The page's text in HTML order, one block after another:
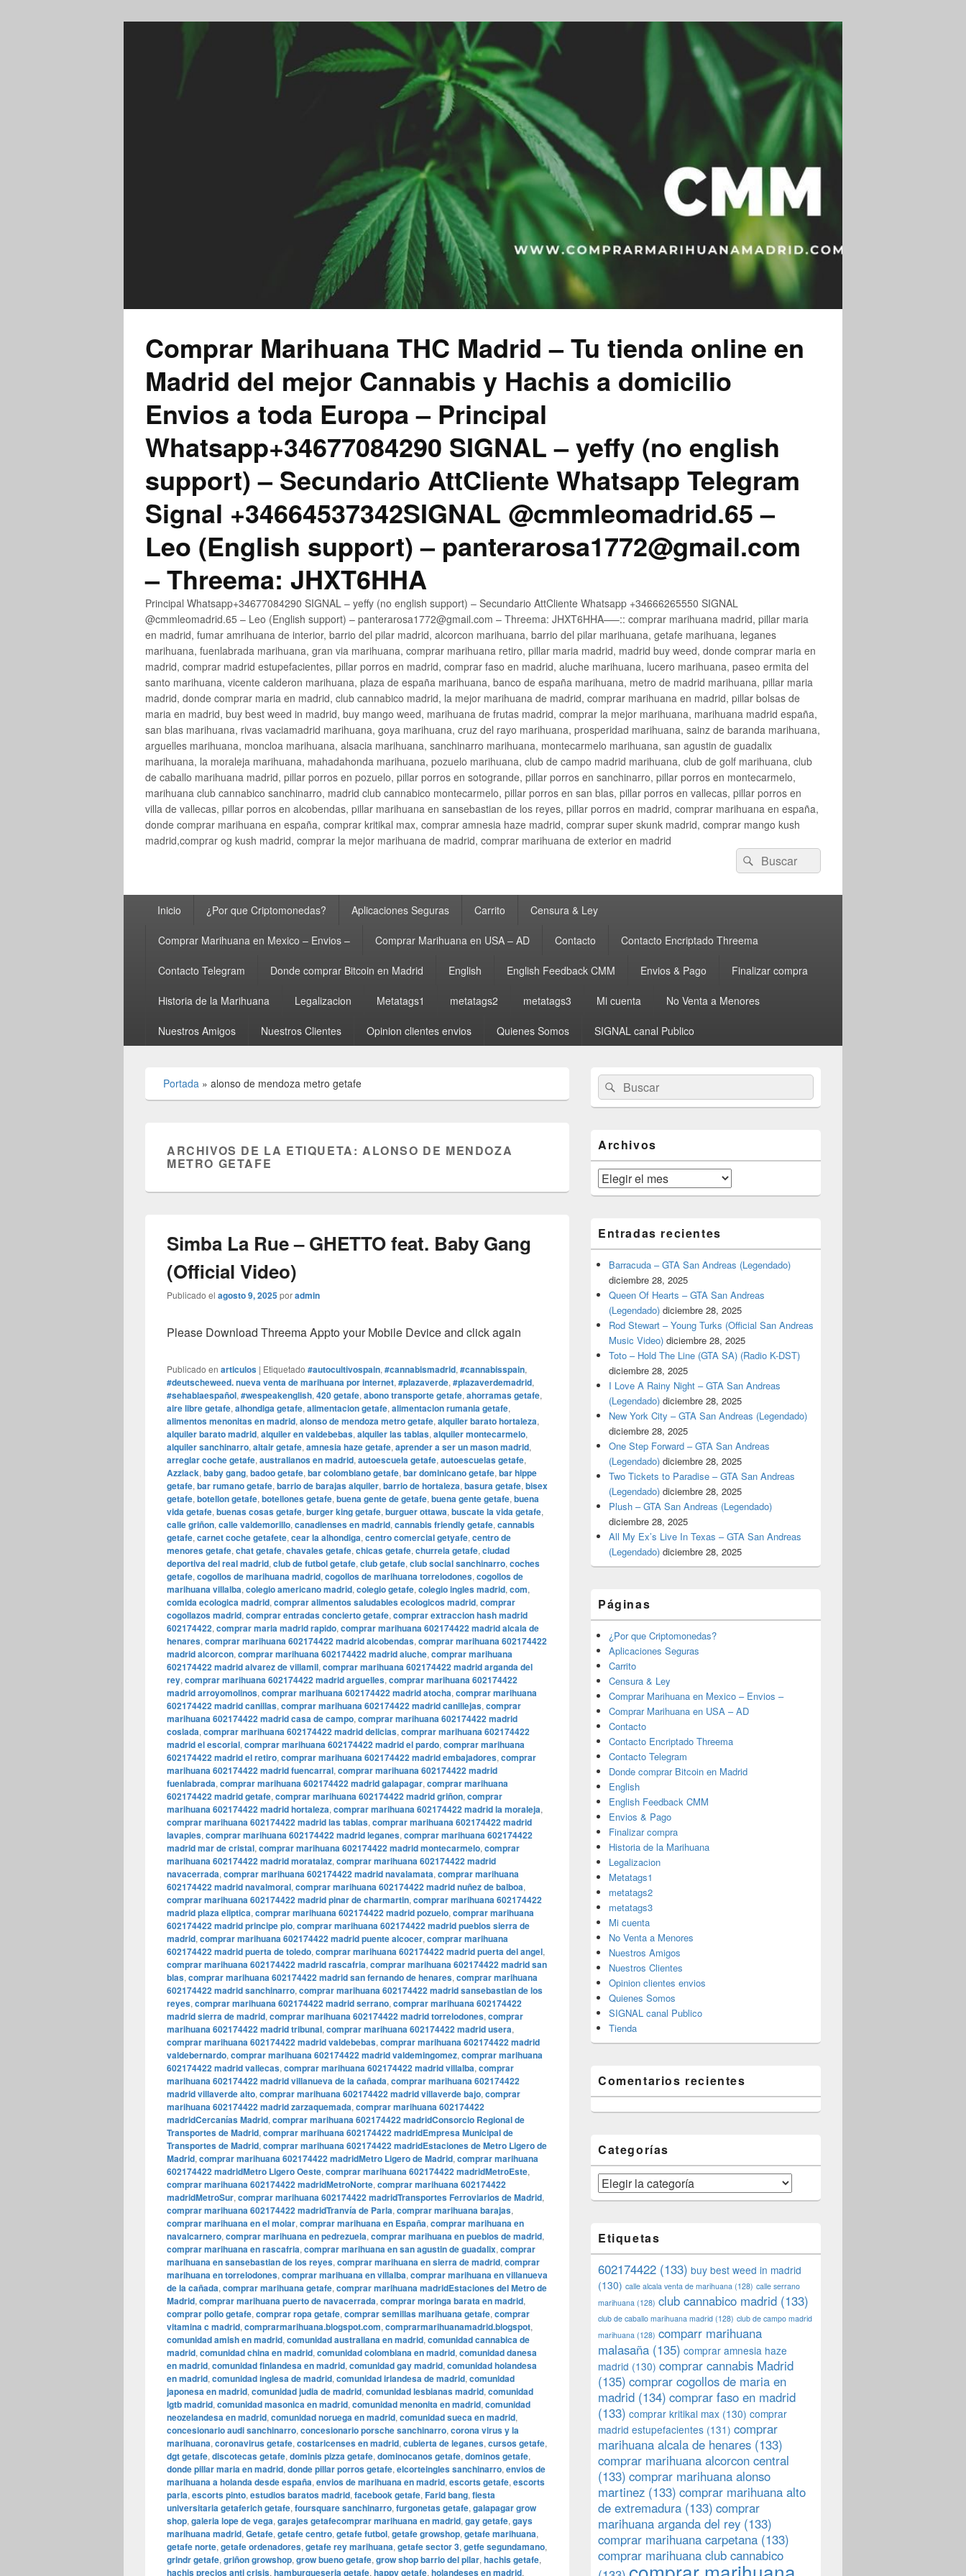
Comprar Marihuana THC Madrid – Tu tienda online en
Madrid del mejor Cannabis y Hachis a domicilio
Envios a toda Europa – Principal
Whatsapp+34677084290 SIGNAL – yeffy (no english
support) – Secundario AttCliente Whatsapp Telegram
Signal +34664537342SIGNAL @cmmleomadrid.65 –
Leo (English support) – panterarosa1772@gmail.com
– Threema: JHXT6HHA
Principal Whatsapp+34677084290 SIGNAL – yeffy (no english support) – Secundario AttCliente Whatsapp +34666265550 SIGNAL
@cmmleomadrid.65 – Leo (English support) – panterarosa1772@gmail.com – Threema: JHXT6HHA—–:: comprar marihuana madrid, pillar maria
en madrid, fumar amrihuana de interior, barrio del pilar madrid, alcorcon marihuana, barrio del pilar marihuana, getafe marihuana, leganes
marihuana, fuenlabrada marihuana, gran via marihuana, comprar marihuana retiro, pillar maria madrid, madrid buy weed, donde comprar maria en
madrid, comprar madrid estupefacientes, pillar porros en madrid, comprar faso en madrid, aluche marihuana, lucero marihuana, paseo ermita del
santo marihuana, vicente calderon marihuana, plaza de españa marihuana, banco de españa marihuana, metro de madrid marihuana, pillar maria
madrid, donde comprar maria en madrid, club cannabico madrid, la mejor marihuana de madrid, comprar marihuana en madrid, pillar bolsas de
maria en madrid, buy best weed in madrid, buy mango weed, marihuana de frutas madrid, comprar la mejor marihuana, marihuana madrid españa,
san blas marihuana, rivas vaciamadrid marihuana, goya marihuana, cruz del rayo marihuana, prosperidad marihuana, sainz de baranda marihuana,
arguelles marihuana, moncloa marihuana, alsacia marihuana, sanchinarro marihuana, montecarmelo marihuana, san agustin de guadalix
marihuana, la moraleja marihuana, mahadahonda marihuana, pozuelo marihuana, club de campo madrid marihuana, club de golf marihuana, club
de caballo marihuana madrid, pillar porros en pozuelo, pillar porros en sotogrande, pillar porros en sanchinarro, pillar porros en montecarmelo,
marihuana club cannabico sanchinarro, madrid club cannabico montecarmelo, pillar porros en san blas, pillar porros en vallecas, pillar porros en
villa de vallecas, pillar porros en alcobendas, pillar marihuana en sansebastian de los reyes, pillar porros en madrid, comprar marihuana en españa,
donde comprar marihuana en españa, comprar kritikal max, comprar amnesia haze madrid, comprar super skunk madrid, comprar mango kush
madrid,comprar og kush madrid, comprar la mejor marihuana de madrid, comprar marihuana de exterior en madrid
Buscar
por:
Buscar
principalInicio ¿Por que Criptomonedas? Aplicaciones Seguras Carrito Censura & Ley
Comprar Marihuana en Mexico – Envios – Comprar Marihuana en USA – AD Contacto Contacto Encriptado Threema
Contacto Telegram Donde comprar Bitcoin en Madrid English English Feedback CMM Envios & Pago Finalizar compra
Historia de la Marihuana Legalizacion Metatags1 metatags2 metatags3 Mi cuenta No Venta a Menores
Nuestros Amigos Nuestros Clientes Opinion clientes envios Quienes Somos SIGNAL canal Publico
Portada » alonso de mendoza metro getafe
ARCHIVOS DE LA ETIQUETA:ALONSO DE MENDOZA
METRO GETAFE
Simba La Rue – GHETTO feat. Baby Gang
(Official Video)
Publicado el agosto 9, 2025poradmin
Please Download Threema Appto your Mobile Device and click again
Publicado en articulos | Etiquetado #autocultivospain, #cannabismadrid, #cannabisspain,
#deutscheweed. nueva venta de marihuana por internet, #plazaverde, #plazaverdemadrid,
#sehablaespañol, #wespeakenglish, 420 getafe, abono transporte getafe, ahorramas getafe,
aire libre getafe, alhondiga getafe, alimentacion getafe, alimentacion rumania getafe,
alimentos menonitas en madrid, alonso de mendoza metro getafe, alquiler barato hortaleza,
alquiler barato madrid, alquiler en valdebebas, alquiler las tablas, alquiler montecarmelo,
alquiler sanchinarro, altair getafe, amnesia haze getafe, aprender a ser un mason madrid,
arreglar coche getafe, australianos en madrid, autoescuela getafe, autoescuelas getafe,
Azzlack, baby gang, badoo getafe, bar colombiano getafe, bar dominicano getafe, bar hippe
getafe, bar rumano getafe, barrio de barajas alquiler, barrio de hortaleza, basura getafe, bisex
getafe, botellon getafe, botellones getafe, buena gente de getafe, buena gente getafe, buena
vida getafe, buenas cosas getafe, burger king getafe, burguer ottawa, buscate la vida getafe,
calle griñon, calle valdemorillo, canadienses en madrid, cannabis friendly getafe, cannabis
getafe, carnet coche getafete, cear la alhondiga, centro comercial getyafe, centro de
menores getafe, chat getafe, chavales getafe, chicas getafe, churreia getafe, ciudad
deportiva del real madrid, club de futbol getafe, club getafe, club social sanchinarro, coches
getafe, cogollos de marihuana madrid, cogollos de marihuana torrelodones, cogollos de
marihuana villalba, colegio americano madrid, colegio getafe, colegio ingles madrid, com,
comida ecologica madrid, comprar alimentos saludables ecologicos madrid, comprar
cogollazos madrid, comprar entradas concierto getafe, comprar extraccion hash madrid
602174422, comprar maria madrid rapido, comprar marihuana 602174422 madrid alcala de
henares, comprar marihuana 602174422 madrid alcobendas, comprar marihuana 602174422
madrid alcorcon, comprar marihuana 602174422 madrid aluche, comprar marihuana
602174422 madrid alvarez de villamil, comprar marihuana 602174422 madrid arganda del
rey, comprar marihuana 602174422 madrid arguelles, comprar marihuana 602174422
madrid arroyomolinos, comprar marihuana 602174422 madrid atocha, comprar marihuana
602174422 madrid canillas, comprar marihuana 602174422 madrid canillejas, comprar
marihuana 602174422 madrid casa de campo, comprar marihuana 602174422 madrid
coslada, comprar marihuana 602174422 madrid delicias, comprar marihuana 602174422
madrid el escorial, comprar marihuana 602174422 madrid el pardo, comprar marihuana
602174422 madrid el retiro, comprar marihuana 602174422 madrid embajadores, comprar
marihuana 602174422 madrid fuencarral, comprar marihuana 602174422 madrid
fuenlabrada, comprar marihuana 602174422 madrid galapagar, comprar marihuana
602174422 madrid getafe, comprar marihuana 602174422 madrid griñon, comprar
marihuana 602174422 madrid hortaleza, comprar marihuana 602174422 madrid la moraleja,
comprar marihuana 602174422 madrid las tablas, comprar marihuana 602174422 madrid
lavapies, comprar marihuana 602174422 madrid leganes, comprar marihuana 602174422
madrid mar de cristal, comprar marihuana 602174422 madrid montecarmelo, comprar
marihuana 602174422 madrid moratalaz, comprar marihuana 602174422 madrid
navacerrada, comprar marihuana 602174422 madrid navalamata, comprar marihuana
602174422 madrid navalmoral, comprar marihuana 602174422 madrid nuñez de balboa,
comprar marihuana 602174422 madrid pinar de charmartin, comprar marihuana 602174422
madrid plaza eliptica, comprar marihuana 602174422 madrid pozuelo, comprar marihuana
602174422 madrid principe pio, comprar marihuana 602174422 madrid pueblos sierra de
madrid, comprar marihuana 602174422 madrid puente alcocer, comprar marihuana
602174422 madrid puerta de toledo, comprar marihuana 602174422 madrid puerta del angel,
comprar marihuana 602174422 madrid rascafria, comprar marihuana 602174422 madrid san
blas, comprar marihuana 602174422 madrid san fernando de henares, comprar marihuana
602174422 madrid sanchinarro, comprar marihuana 602174422 madrid sansebastian de los
reyes, comprar marihuana 602174422 madrid serrano, comprar marihuana 602174422
madrid sierra de madrid, comprar marihuana 602174422 madrid torrelodones, comprar
marihuana 602174422 madrid tribunal, comprar marihuana 602174422 madrid usera,
comprar marihuana 602174422 madrid valdebebas, comprar marihuana 602174422 madrid
valdebernardo, comprar marihuana 602174422 madrid valdemingomez, comprar marihuana
602174422 madrid vallecas, comprar marihuana 602174422 madrid villalba, comprar
marihuana 602174422 madrid villanueva de la cañada, comprar marihuana 602174422
madrid villaverde alto, comprar marihuana 602174422 madrid villaverde bajo, comprar
marihuana 602174422 madrid zarzaquemada, comprar marihuana 602174422
madridCercanías Madrid, comprar marihuana 602174422 madridConsorcio Regional de
Transportes de Madrid, comprar marihuana 602174422 madridEmpresa Municipal de
Transportes de Madrid, comprar marihuana 602174422 madridEstaciones de Metro Ligero de
Madrid, comprar marihuana 602174422 madridMetro Ligero de Madrid, comprar marihuana
602174422 madridMetro Ligero Oeste, comprar marihuana 602174422 madridMetroEste,
comprar marihuana 602174422 madridMetroNorte, comprar marihuana 602174422
madridMetroSur, comprar marihuana 602174422 madridTransportes Ferroviarios de Madrid,
comprar marihuana 602174422 madridTranvía de Parla, comprar marihuana barajas,
comprar marihuana en el molar, comprar marihuana en España, comprar marihuana en
navalcarnero, comprar marihuana en pedrezuela, comprar marihuana en pueblos de madrid,
comprar marihuana en rascafria, comprar marihuana en san agustin de guadalix, comprar
marihuana en sansebastian de los reyes, comprar marihuana en sierra de madrid, comprar
marihuana en torrelodones, comprar marihuana en villalba, comprar marihuana en villanueva
de la cañada, comprar marihuana getafe, comprar marihuana madridEstaciones del Metro de
Madrid, comprar marihuana puerto de navacerrada, comprar moringa barata en madrid,
comprar pollo getafe, comprar ropa getafe, comprar semillas marihuana getafe, comprar
vitamina c madrid, comprarmarihuana.blogspot.com, comprarmarihuanamadrid.blogspot,
comunidad amish en madrid, comunidad australiana en madrid, comunidad cannabica de
madrid, comunidad china en madrid, comunidad colombiana en madrid, comunidad danesa
en madrid, comunidad finlandesa en madrid, comunidad gay madrid, comunidad holandesa
en madrid, comunidad inglesa de madrid, comunidad irlandesa de madrid, comunidad
japonesa en madrid, comunidad judia de madrid, comunidad lesbianas madrid, comunidad
lgtb madrid, comunidad masonica en madrid, comunidad menonita en madrid, comunidad
neozelandesa en madrid, comunidad noruega en madrid, comunidad sueca en madrid,
concesionario audi sanchinarro, concesionario porsche sanchinarro, corona virus y la
marihuana, coronavirus getafe, costaricenses en madrid, cubierta de leganes, cursos getafe,
dgt getafe, discotecas getafe, dominis pizza getafe, dominocanos getafe, dominos getafe,
donde pillar maria en madrid, donde pillar porros getafe, elcorteingles sanchinarro, envios de
marihuana a holanda desde españa, envios de marihuana en madrid, escorts getafe, escorts
parla, escorts pinto, estudios baratos madrid, facebook getafe, Farid bang, fiesta
universitaria getaferich getafe, foursquare sanchinarro, furgonetas getafe, galapagar grow
shop, galeria lope de vega, garajes getafecomprar marihuana en madrid, gay getafe, gays
marihuana madrid, Getafe, getafe centro, getafe futbol, getafe growshop, getafe marihuana,
getafe norte, getafe ordenadores, getafe rey marihuana, getafe sector 3, getfe segundamano,
grindr getafe, griñon growshop, grow bueno getafe, grow shop barrio del pilar, hachis getafe,
hachis precios anti crisis, hamburgueseria getafe, happy getafe, holandeses en madrid,
área
de
widget
lateral
primaria
Buscar
por:
Buscar
Archivos
Archivos
Entradas recientes
Barracuda – GTA San Andreas (Legendado)
diciembre 28, 2025
Queen Of Hearts – GTA San Andreas
(Legendado) diciembre 28, 2025
Rod Stewart – Young Turks (Official San Andreas
Music Video) diciembre 28, 2025
Toto – Hold The Line (GTA SA) (Radio K-DST)
diciembre 28, 2025
I Love A Rainy Night – GTA San Andreas
(Legendado) diciembre 28, 2025
New York City – GTA San Andreas (Legendado)
diciembre 28, 2025
One Step Forward – GTA San Andreas
(Legendado) diciembre 28, 2025
Two Tickets to Paradise – GTA San Andreas
(Legendado) diciembre 28, 2025
Plush – GTA San Andreas (Legendado)
diciembre 28, 2025
All My Ex’s Live In Texas – GTA San Andreas
(Legendado) diciembre 28, 2025
Páginas
¿Por que Criptomonedas?
Aplicaciones Seguras
Carrito
Censura & Ley
Comprar Marihuana en Mexico – Envios –
Comprar Marihuana en USA – AD
Contacto
Contacto Encriptado Threema
Contacto Telegram
Donde comprar Bitcoin en Madrid
English
English Feedback CMM
Envios & Pago
Finalizar compra
Historia de la Marihuana
Legalizacion
Metatags1
metatags2
metatags3
Mi cuenta
No Venta a Menores
Nuestros Amigos
Nuestros Clientes
Opinion clientes envios
Quienes Somos
SIGNAL canal Publico
Tienda
Comentarios recientes
Categorías
Categorías
Etiquetas
602174422 (133) buy best weed in madrid
(130) calle alcala venta de marihuana (128) calle serrano
marihuana (128) club cannabico madrid (133)
club de caballo marihuana madrid (128) club de campo madrid
marihuana (128) comparr marihuana
malasaña (135) comprar amnesia haze
madrid (130) comprar cannabis Madrid
(135) comprar cogollos de maria en
madrid (134) comprar faso en madrid
(133) comprar kritikal max (130) comprar
madrid estupefacientes (131) comprar
marihuana alcala de henares (133)
comprar marihuana alcorcon central
(133) comprar marihuana alonso
martinez (133) comprar marihuana alto
de extremadura (133) comprar
marihuana arganda del rey (133)
comprar marihuana carpetana (133)
comprar marihuana club cannabico